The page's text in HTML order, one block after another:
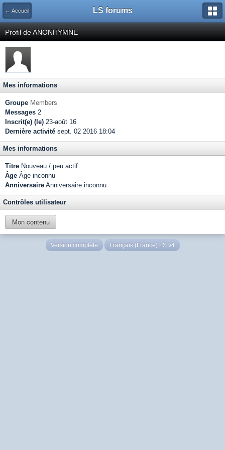
← Accueil LS forums
Profil de ANONHYMNE
Mes informations
Groupe Members
Messages 2
Inscrit(e) (le) 23-août 16
Dernière activité sept. 02 2016 18:04
Mes informations
Titre Nouveau / peu actif
Âge Âge inconnu
Anniversaire Anniversaire inconnu
Contrôles utilisateur
Mon contenu
Version complète Français (France) LS v4